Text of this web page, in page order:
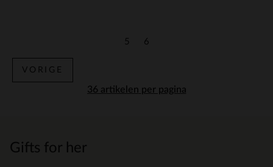
per pagina
VORIGE
5 6
Gifts for her